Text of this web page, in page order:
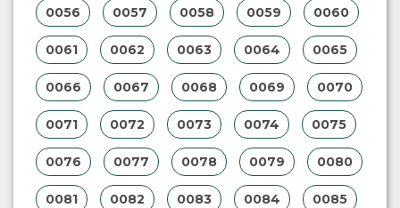
0056 0057 0058 0059 0060
0061 0062 0063 0064 0065
0066 0067 0068 0069 0070
0071 0072 0073 0074 0075
0076 0077 0078 0079 0080
0081 0082 0083 0084 0085